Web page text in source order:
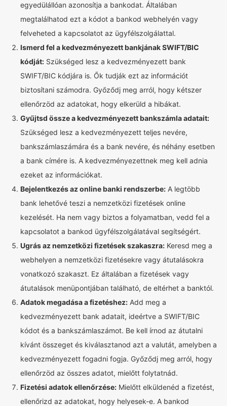
egyedülállóan azonosítja a bankodat. Általában
megtalálhatod ezt a kódot a bankod webhelyén vagy
felveheted a kapcsolatot az ügyfélszolgálattal.
Ismerd fel a kedvezményezett bankjának SWIFT/BIC
kódját: Szükséged lesz a kedvezményezett bank
SWIFT/BIC kódjára is. Ők tudják ezt az információt
biztosítani számodra. Győződj meg arról, hogy kétszer
ellenőrzöd az adatokat, hogy elkerüld a hibákat.
Gyűjtsd össze a kedvezményezett bankszámla adatait:
Szükséged lesz a kedvezményezett teljes nevére,
bankszámlaszámára és a bank nevére, és néhány esetben
a bank címére is. A kedvezményezettnek meg kell adnia
ezeket az információkat.
Bejelentkezés az online banki rendszerbe: A legtöbb
bank lehetővé teszi a nemzetközi fizetések online
kezelését. Ha nem vagy biztos a folyamatban, vedd fel a
kapcsolatot a bankod ügyfélszolgálatával segítségért.
Ugrás az nemzetközi fizetések szakaszra: Keresd meg a
webhelyen a nemzetközi fizetésekre vagy átutalásokra
vonatkozó szakaszt. Ez általában a fizetések vagy
átutalások menüpontjában található, de eltérhet a banktól.
Adatok megadása a fizetéshez: Add meg a
kedvezményezett bank adatait, ideértve a SWIFT/BIC
kódot és a bankszámlaszámot. Be kell írnod az átutalni
kívánt összeget és kiválasztanod azt a valutát, amelyben a
kedvezményezett fogadni fogja. Győződj meg arról, hogy
ellenőrzöd az összes adatot, mielőtt folytatnád.
Fizetési adatok ellenőrzése: Mielőtt elküldenéd a fizetést,
ellenőrizd az adatokat, hogy helyesek-e. A bankod